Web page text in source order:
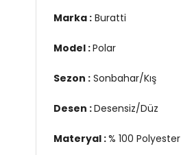
Marka : Buratti
Model :Polar
Sezon : Sonbahar/Kış
Desen :Desensiz/Düz
Materyal :% 100 Polyester